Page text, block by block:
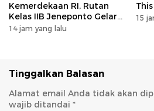
Kemerdekaan RI, Rutan
Kelas IIB Jeneponto Gelar
Upacara Pembukaan Pekan
14 jam yang lalu
15
Tinggalkan Balasan
Alamat email Anda tidak akan
wajib ditandai *